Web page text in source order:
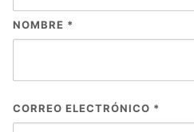
NOMBRE *
CORREO ELECTRÓNICO *